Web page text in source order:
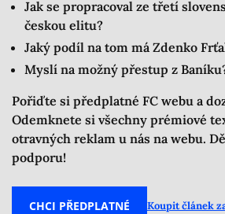
Jak se propracoval ze třetí
českou elitu?
Jaký podíl na tom má Zdenko
Myslí na možný přestup z
Pořiďte si předplatné FC webu a
Odemknete si všechny prémiové
otravných reklam u nás na webu.
podporu!
CHCI PŘEDPLATNÉ Koupit článek